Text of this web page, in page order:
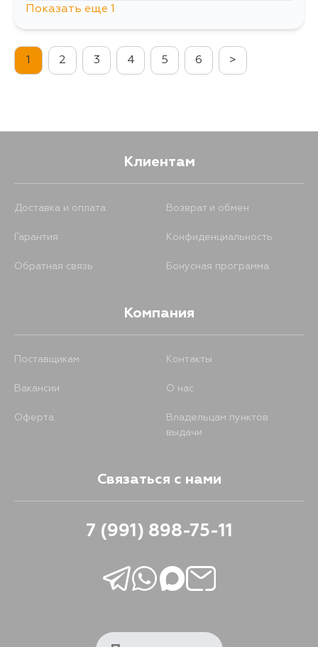
Показать еще 1
1 2 3 4 5 6 >
Клиентам
Доставка и оплата Возврат и обмен
Гарантия Конфиденциальность
Обратная связь Бонусная программа
Компания
Поставщикам Контакты
Вакансии О нас
Оферта
Владельцам пунктов
выдачи
Связаться с нами
7 (991) 898-75-11